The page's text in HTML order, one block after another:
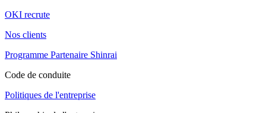
OKI recrute
Nos clients
Programme Partenaire Shinrai
Code de conduite
Politiques de l'entreprise